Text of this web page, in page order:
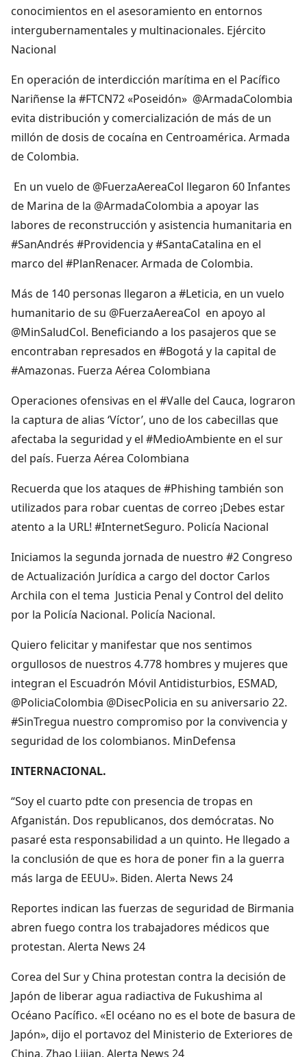
conocimientos en el asesoramiento en entornos
intergubernamentales y multinacionales. Ejército
Nacional
En operación de interdicción marítima en el Pacífico
Nariñense la #FTCN72 «Poseidón» @ArmadaColombia
evita distribución y comercialización de más de un
millón de dosis de cocaína en Centroamérica. Armada
de Colombia.
En un vuelo de @FuerzaAereaCol llegaron 60 Infantes
de Marina de la @ArmadaColombia a apoyar las
labores de reconstrucción y asistencia humanitaria en
#SanAndrés #Providencia y #SantaCatalina en el
marco del #PlanRenacer. Armada de Colombia.
Más de 140 personas llegaron a #Leticia, en un vuelo
humanitario de su @FuerzaAereaCol en apoyo al
@MinSaludCol. Beneficiando a los pasajeros que se
encontraban represados en #Bogotá y la capital de
#Amazonas. Fuerza Aérea Colombiana
Operaciones ofensivas en el #Valle del Cauca, lograron
la captura de alias ‘Víctor’, uno de los cabecillas que
afectaba la seguridad y el #MedioAmbiente en el sur
del país. Fuerza Aérea Colombiana
Recuerda que los ataques de #Phishing también son
utilizados para robar cuentas de correo ¡Debes estar
atento a la URL! #InternetSeguro. Policía Nacional
Iniciamos la segunda jornada de nuestro #2 Congreso
de Actualización Jurídica a cargo del doctor Carlos
Archila con el tema Justicia Penal y Control del delito
por la Policía Nacional. Policía Nacional.
Quiero felicitar y manifestar que nos sentimos
orgullosos de nuestros 4.778 hombres y mujeres que
integran el Escuadrón Móvil Antidisturbios, ESMAD,
@PoliciaColombia @DisecPolicia en su aniversario 22.
#SinTregua nuestro compromiso por la convivencia y
seguridad de los colombianos. MinDefensa
INTERNACIONAL.
“Soy el cuarto pdte con presencia de tropas en
Afganistán. Dos republicanos, dos demócratas. No
pasaré esta responsabilidad a un quinto. He llegado a
la conclusión de que es hora de poner fin a la guerra
más larga de EEUU». Biden. Alerta News 24
Reportes indican las fuerzas de seguridad de Birmania
abren fuego contra los trabajadores médicos que
protestan. Alerta News 24
Corea del Sur y China protestan contra la decisión de
Japón de liberar agua radiactiva de Fukushima al
Océano Pacífico. «El océano no es el bote de basura de
Japón», dijo el portavoz del Ministerio de Exteriores de
China, Zhao Lijian. Alerta News 24